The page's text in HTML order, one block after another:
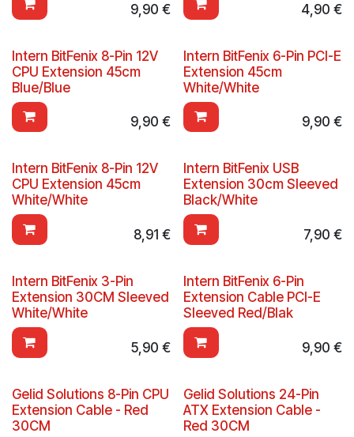
9,90 € 4,90 €
Intern BitFenix 8-Pin 12V
CPU Extension 45cm
Blue/Blue
9,90 €
Intern BitFenix 6-Pin PCI-E
Extension 45cm
White/White
9,90 €
Intern BitFenix 8-Pin 12V
CPU Extension 45cm
White/White
8,91 €
Intern BitFenix USB
Extension 30cm Sleeved
Black/White
7,90 €
Intern BitFenix 3-Pin
Extension 30CM Sleeved
White/White
5,90 €
Intern BitFenix 6-Pin
Extension Cable PCI-E
Sleeved Red/Blak
9,90 €
Gelid Solutions 8-Pin CPU
Extension Cable - Red
30CM
Gelid Solutions 24-Pin
ATX Extension Cable -
Red 30CM